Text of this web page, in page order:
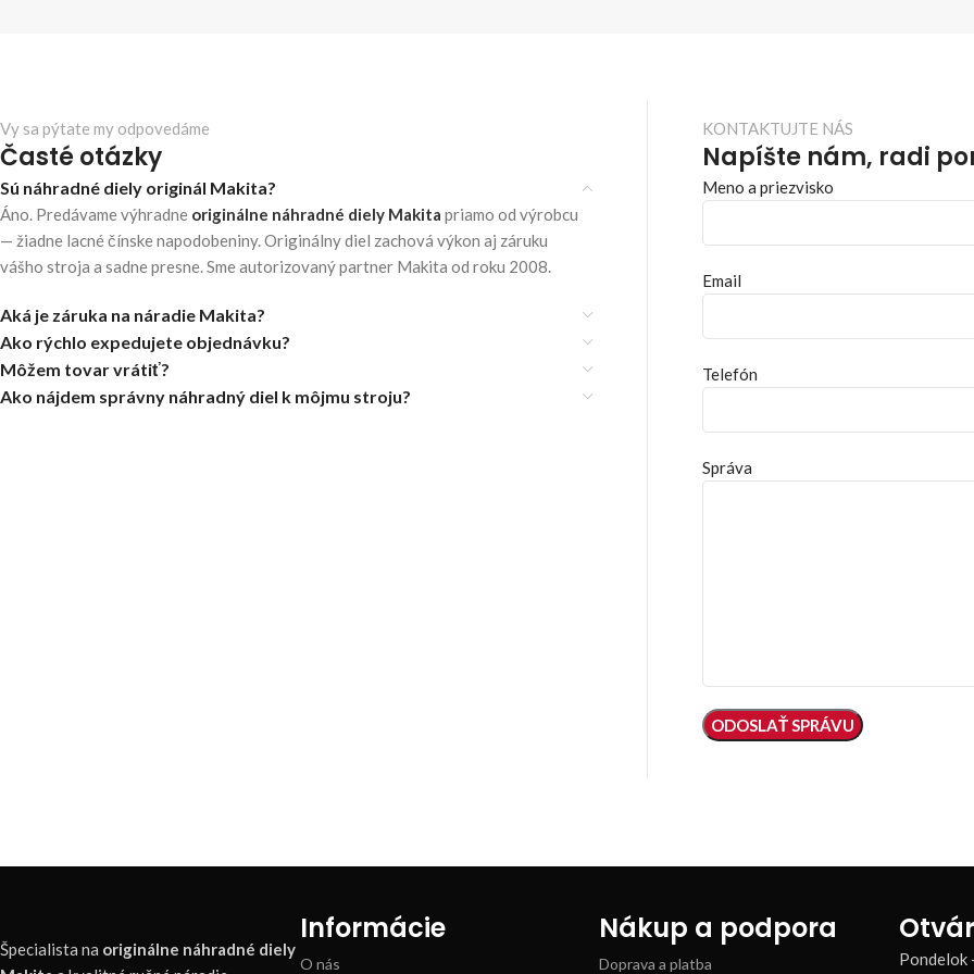
Vy sa pýtate my odpovedáme
Časté otázky
Sú náhradné diely originál Makita?
Áno. Predávame výhradne originálne náhradné diely Makita priamo od výrobcu
— žiadne lacné čínske napodobeniny. Originálny diel zachová výkon aj záruku
vášho stroja a sadne presne. Sme autorizovaný partner Makita od roku 2008.
Aká je záruka na náradie Makita?
Ako rýchlo expedujete objednávku?
Môžem tovar vrátiť?
Ako nájdem správny náhradný diel k môjmu stroju?
KONTAKTUJTE NÁS
Napíšte nám, radi
Meno a priezvisko
Email
Telefón
Správa
Špecialista na originálne náhradné diely
Informácie
O nás
Nákup a podpora
Doprava a platba Pondelok